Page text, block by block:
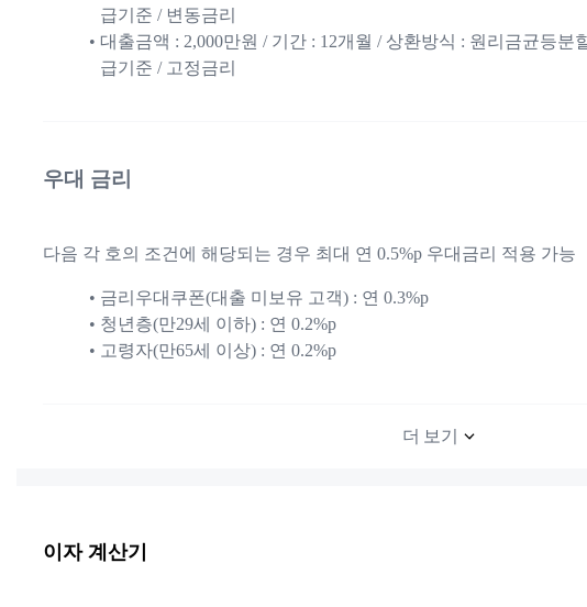
급기준 / 변동금리
대출금액 : 2,000만원 / 기간 : 12개월 / 상환방식 : 원리금균등분
급기준 / 고정금리
우대 금리
다음 각 호의 조건에 해당되는 경우 최대 연 0.5%p 우대금리 적용 가능
금리우대쿠폰(대출 미보유 고객) : 연 0.3%p
청년층(만29세 이하) : 연 0.2%p
고령자(만65세 이상) : 연 0.2%p
더 보기
이자 계산기